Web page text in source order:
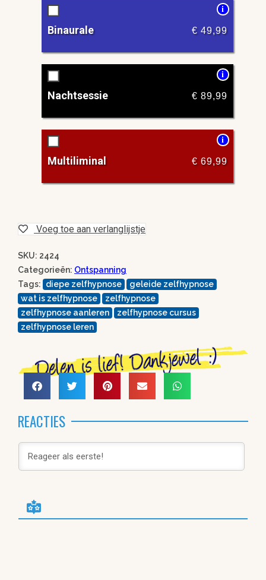
i
Binaurale € 49,99
i
Nachtsessie € 89,99
i
Multiliminal € 69,99
Voeg toe aan verlanglijstje
SKU: 2424
Categorieën: Ontspanning
Tags:
diepe zelfhypnose
geleide zelfhypnose
wat is zelfhypnose
zelfhypnose
zelfhypnose aanleren
zelfhypnose cursus
zelfhypnose leren
REACTIES